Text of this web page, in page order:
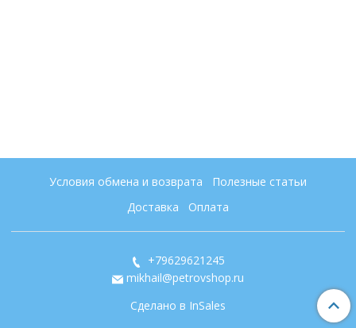
Условия обмена и возврата
Полезные статьи
Доставка
Оплата
+79629621245
mikhail@petrovshop.ru
Сделано в InSales